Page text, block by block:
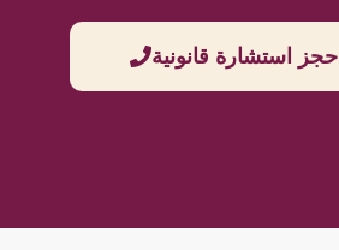
احجز استشارة قانونية